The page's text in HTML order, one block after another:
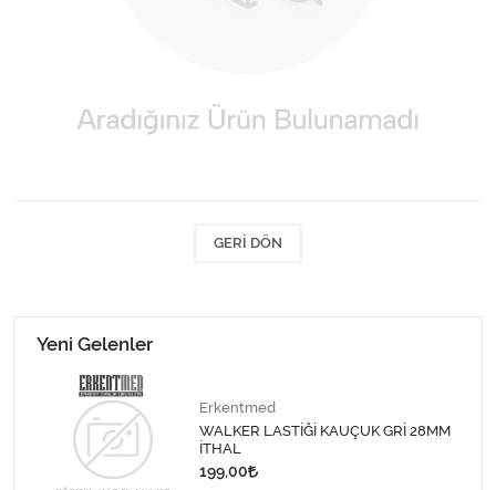
Sarf Malzemeleri
Sarf Malzemeleri
GERI DÖN
Yeni Gelenler
Erkentmed
WALKER LASTİĞİ KAUÇUK GRİ 28MM
İTHAL
199,00